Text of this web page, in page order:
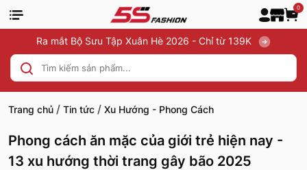
0
Ra mắt Bộ Sưu Tập Xuân Hè 2026 - Chỉ từ 139K
Trang chủ / Tin tức / Xu Hướng - Phong Cách
Phong cách ăn mặc của giới trẻ hiện nay -
13 xu hướng thời trang gây bão 2025